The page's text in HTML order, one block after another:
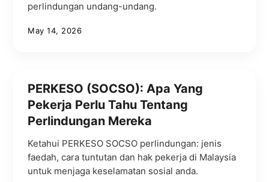
perlindungan undang-undang.
May 14, 2026
PERKESO (SOCSO): Apa Yang
Pekerja Perlu Tahu Tentang
Perlindungan Mereka
Ketahui PERKESO SOCSO perlindungan: jenis
faedah, cara tuntutan dan hak pekerja di Malaysia
untuk menjaga keselamatan sosial anda.